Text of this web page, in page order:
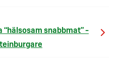
snabbmat” –